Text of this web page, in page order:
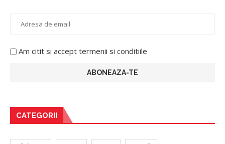
Am citit si accept termenii si conditiile
CATEGORII